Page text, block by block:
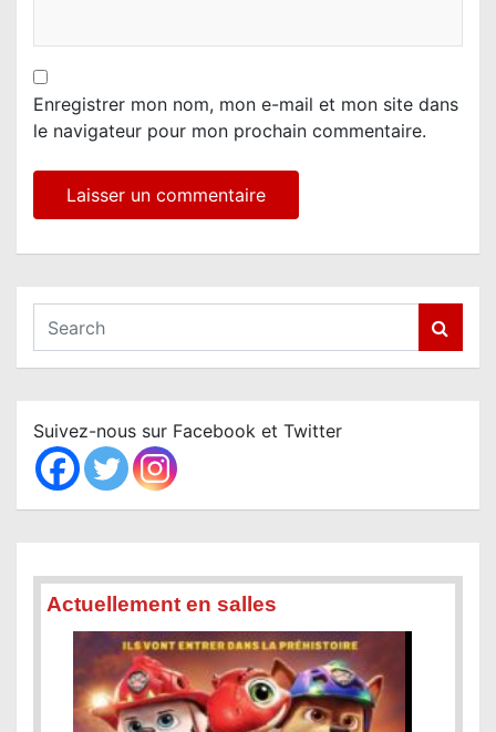
Enregistrer mon nom, mon e-mail et mon site dans
le navigateur pour mon prochain commentaire.
a
c
h
Suivez-nous sur Facebook et Twitter
Actuellement en salles